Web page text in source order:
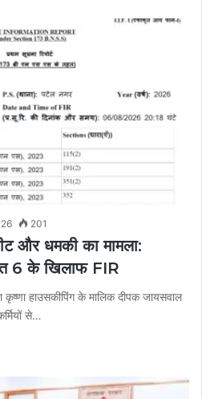
201
और धमकी का मामला:
6 के खिलाफ FIR
कृष्णा हाउसकीपिंग के मालिक दीपक जायसवाल
से…